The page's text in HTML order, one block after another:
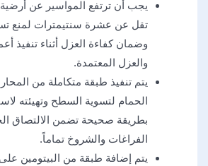
يجب أن ترتفع المواسير عن أرضية
تقل عن عشرة سنتيمترات لمنع
وضمان كفاءة العزل أثناء تنفيذ
والعزل المعتمدة.
يتم تنفيذ طبقة متكاملة من
الحمام لتسوية السطح وتهيئته
بطريقة صحيحة تضمن الالتصاق
الفراغات والشروخ تماماً.
يتم إضافة طبقة من البيتومين